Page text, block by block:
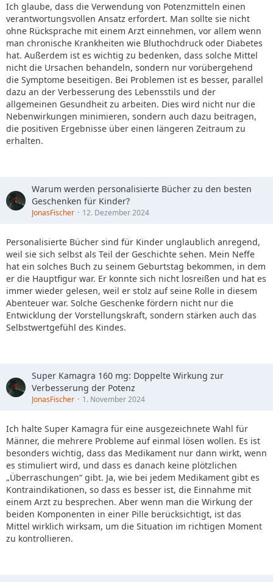
Ich glaube, dass die Verwendung von Potenzmitteln einen
verantwortungsvollen Ansatz erfordert. Man sollte sie nicht
ohne Rücksprache mit einem Arzt einnehmen, vor allem wenn
man chronische Krankheiten wie Bluthochdruck oder Diabetes
hat. Außerdem ist es wichtig zu bedenken, dass solche Mittel
nicht die Ursachen behandeln, sondern nur vorübergehend
die Symptome beseitigen. Bei Problemen ist es besser, parallel
dazu an der Verbesserung des Lebensstils und der
allgemeinen Gesundheit zu arbeiten. Dies wird nicht nur die
Nebenwirkungen minimieren, sondern auch dazu beitragen,
die positiven Ergebnisse über einen längeren Zeitraum zu
erhalten.
Warum werden personalisierte Bücher zu den besten
Geschenken für Kinder?
JonasFischer 12. Dezember 2024
Personalisierte Bücher sind für Kinder unglaublich anregend,
weil sie sich selbst als Teil der Geschichte sehen. Mein Neffe
hat ein solches Buch zu seinem Geburtstag bekommen, in dem
er die Hauptfigur war. Er konnte sich nicht losreißen und hat es
immer wieder gelesen, weil er stolz auf seine Rolle in diesem
Abenteuer war. Solche Geschenke fördern nicht nur die
Entwicklung der Vorstellungskraft, sondern stärken auch das
Selbstwertgefühl des Kindes.
Super Kamagra 160 mg: Doppelte Wirkung zur
Verbesserung der Potenz
JonasFischer 1. November 2024
Ich halte Super Kamagra für eine ausgezeichnete Wahl für
Männer, die mehrere Probleme auf einmal lösen wollen. Es ist
besonders wichtig, dass das Medikament nur dann wirkt, wenn
es stimuliert wird, und dass es danach keine plötzlichen
„Überraschungen“ gibt. Ja, wie bei jedem Medikament gibt es
Kontraindikationen, so dass es besser ist, die Einnahme mit
einem Arzt zu besprechen. Aber wenn man die Wirkung der
beiden Komponenten in einer Pille berücksichtigt, ist das
Mittel wirklich wirksam, um die Situation im richtigen Moment
zu kontrollieren.